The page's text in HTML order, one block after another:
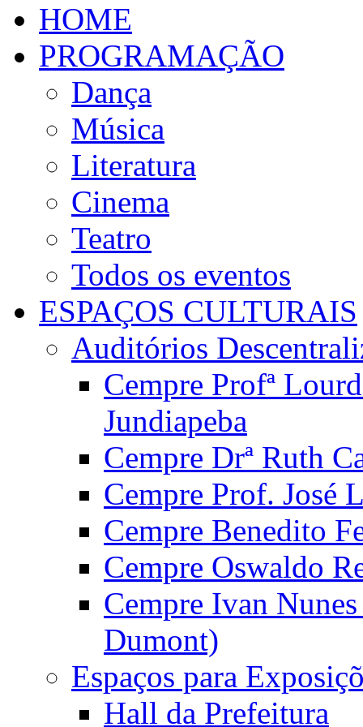
HOME
PROGRAMAÇÃO
Dança
Música
Literatura
Cinema
Teatro
Todos os eventos
ESPAÇOS CULTURAIS
Auditórios
Cempre Profª
Jundiapeba
Cempre Drª Ruth
Cempre Prof. José
Cempre Benedito
Cempre Oswaldo
Cempre Ivan
Dumont)
Espaços para
Hall da Prefeitura